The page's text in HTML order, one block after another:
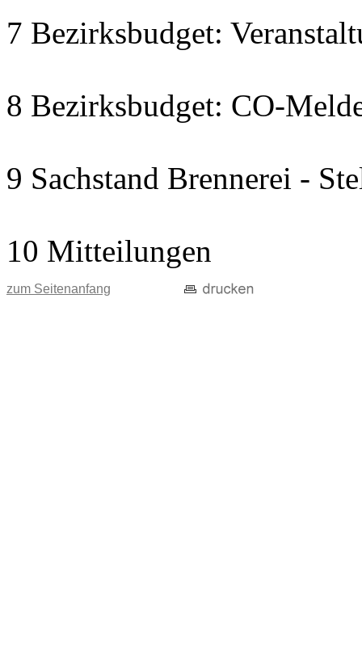
7 Bezirksbudget:
8 Bezirksbudget: CO-
9 Sachstand Brennerei -
10 Mitteilungen
zum Seitenanfang